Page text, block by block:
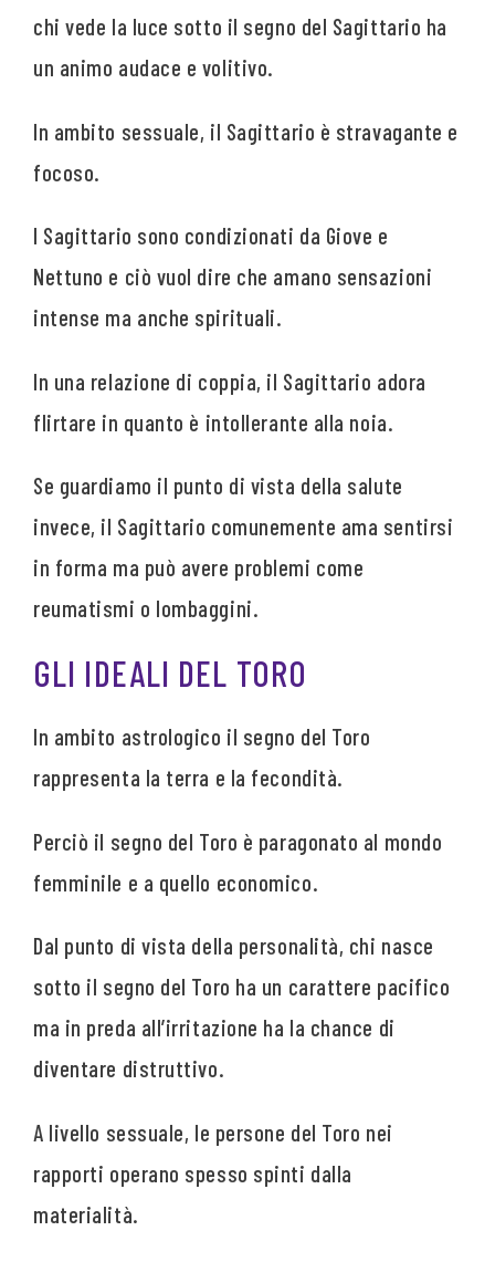
chi vede la luce sotto il segno del Sagittario ha
un animo audace e volitivo.
In ambito sessuale, il Sagittario è stravagante e
focoso.
I Sagittario sono condizionati da Giove e
Nettuno e ciò vuol dire che amano sensazioni
intense ma anche spirituali.
In una relazione di coppia, il Sagittario adora
flirtare in quanto è intollerante alla noia.
Se guardiamo il punto di vista della salute
invece, il Sagittario comunemente ama sentirsi
in forma ma può avere problemi come
reumatismi o lombaggini.
GLI IDEALI DEL TORO
In ambito astrologico il segno del Toro
rappresenta la terra e la fecondità.
Perciò il segno del Toro è paragonato al mondo
femminile e a quello economico.
Dal punto di vista della personalità, chi nasce
sotto il segno del Toro ha un carattere pacifico
ma in preda all’irritazione ha la chance di
diventare distruttivo.
A livello sessuale, le persone del Toro nei
rapporti operano spesso spinti dalla
materialità.